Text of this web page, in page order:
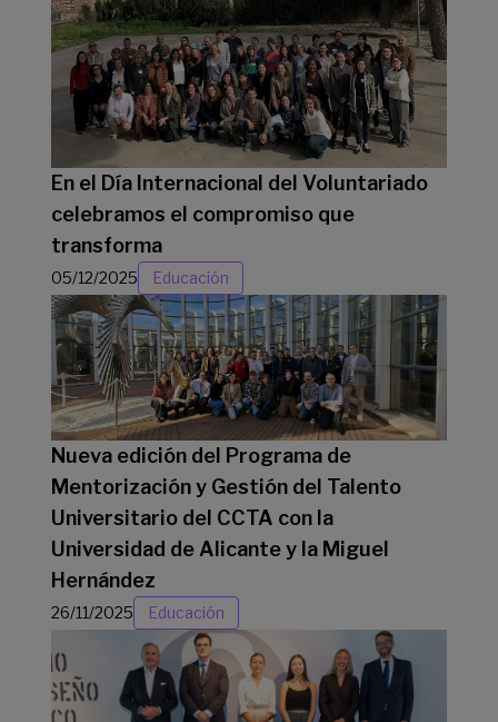
En el Día Internacional del Voluntariado
celebramos el compromiso que
transforma
05/12/2025 Educación
Nueva edición del Programa de
Mentorización y Gestión del Talento
Universitario del CCTA con la
Universidad de Alicante y la Miguel
Hernández
26/11/2025 Educación